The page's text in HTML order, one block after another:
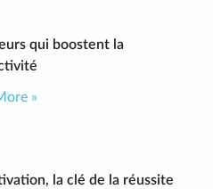
qui boostent la
»
la clé de la réussite